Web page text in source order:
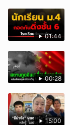
01:44
00:28
15:00